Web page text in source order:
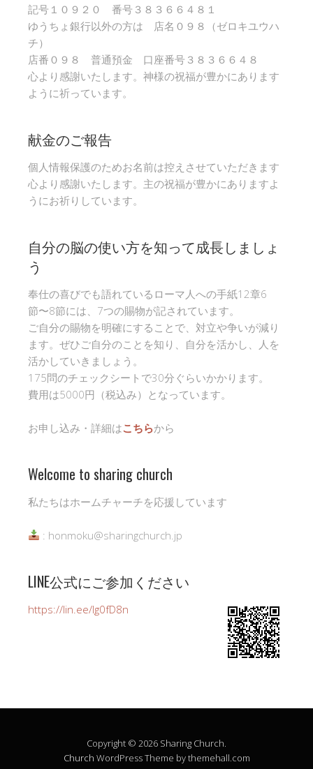
記号１０９２０ 番号３８３６６４８１
ゆうちょ銀行以外の方は 店名０９８（ゼロキユウハ
チ）
店番０９８ 普通預金 口座番号３８３６６４８
心より感謝いたします。神様の祝福が豊かにあります
ように祈っています。
献金のご報告
個人情報保護のためお名前は控えさせていただきます
心より感謝いたします。主の祝福が豊かにありますよ
うにお祈りしています。
自分の脳の使い方を知って成長しましょ
う
奉仕の喜びでも語れているローマ人への手紙12章6
節〜8節には、7つの賜物が記されています。
ご自分の賜物を明確にすることで、対立や争いが減り
ます。ぜひご自分のことを知り、自分を活かし、人を
活かしていきましょう。
175問のチェックシートで30分ぐらいかかります。
費用は5000円（税込み）となっています。
お申し込み・詳細はこちらから
Welcome to sharing church
私たちはホームチャーチを応援しています
: honmoku@sharingchurch.jp
LINE公式にご参加ください
https://lin.ee/Ig0fD8n
Copyright © 2026 Sharing Church.
Church WordPress Theme by themehall.com